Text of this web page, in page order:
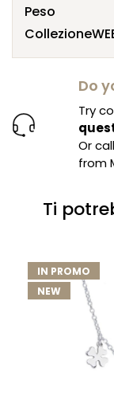
Peso
Do
Try
Or call
from
Ti
IN PROMO
NEW